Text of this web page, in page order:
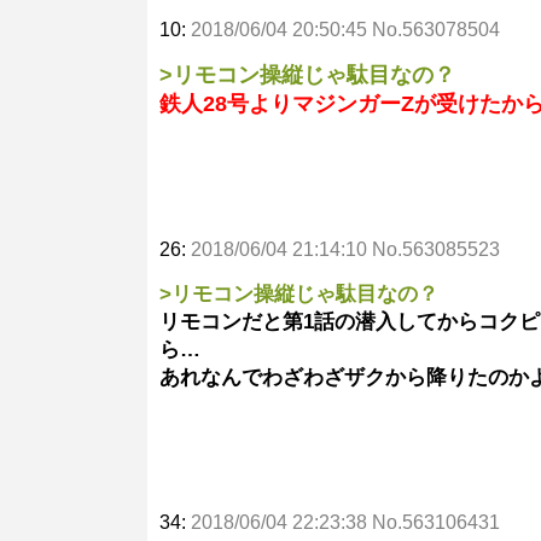
10: 2018/06/04 20:50:45 No.563078504
>リモコン操縦じゃ駄目なの？
鉄人28号よりマジンガーZが受けたか
26: 2018/06/04 21:14:10 No.563085523
>リモコン操縦じゃ駄目なの？
リモコンだと第1話の潜入してからコク
ら…
あれなんでわざわざザクから降りたのか
34: 2018/06/04 22:23:38 No.563106431